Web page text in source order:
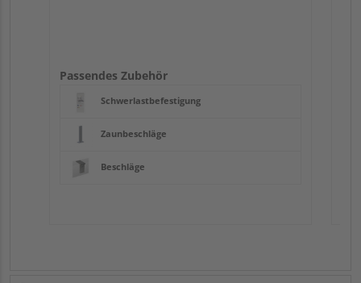
Passendes Zubehör
Schwerlastbefestigung
Zaunbeschläge
Beschläge